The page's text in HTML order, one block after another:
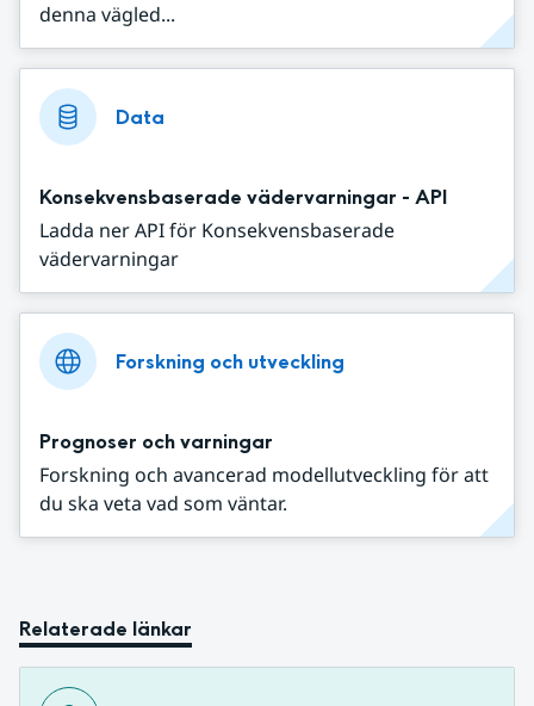
denna vägled...
Data
Konsekvensbaserade vädervarningar - API
Ladda ner API för Konsekvensbaserade
vädervarningar
Forskning och utveckling
Prognoser och varningar
Forskning och avancerad modellutveckling för att
du ska veta vad som väntar.
Relaterade länkar